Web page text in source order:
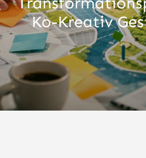
Ko-Kreativ